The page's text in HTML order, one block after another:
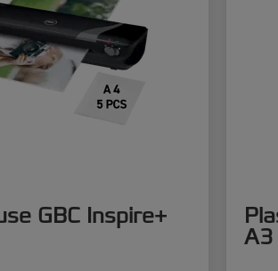
GBC Inspire+
A3